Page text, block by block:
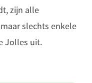
zijn alle
slechts enkele
Jolles uit.